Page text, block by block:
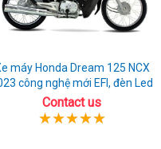
máy Honda Dream 125 NCX
công nghệ mới EFI, đèn Led
Contact us